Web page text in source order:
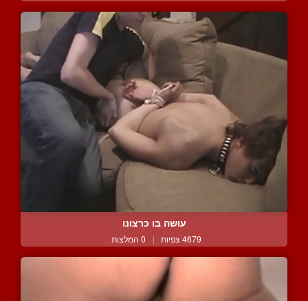
עושה בו כרצונו
4679 צפיות | 0 המלצות